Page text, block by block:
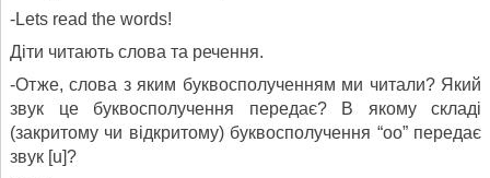
-Lets read the words!
Діти читають слова та речення.
-Отже, слова з яким буквосполученням ми читали? Який
звук це буквосполучення передає? В якому складі
(закритому чи відкритому) буквосполучення “оо” передає
звук [u]?